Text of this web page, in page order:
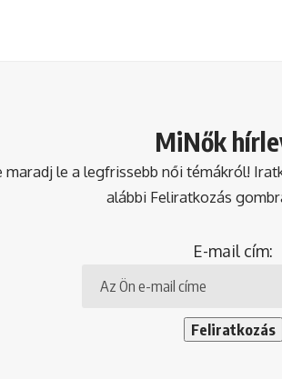
MiNők
maradj le a legfrissebb női témákról!
alábbi Feliratkozás
E-mail cím: